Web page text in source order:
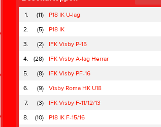
1. (11)
P18 IK U-lag
2.
(5)
P18 IK
3.
(2)
IFK Visby P-15
4.
(28)
IFK Visby A-lag Herrar
5.
(8)
IFK Visby PF-16
6.
(9)
Visby Roma HK U18
7.
(3)
IFK Visby F-11/12/13
8.
(10)
P18 IK F-15/16